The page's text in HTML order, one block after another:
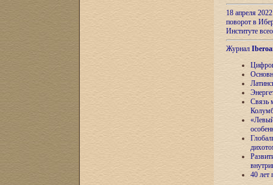
18 апреля
поворот в
Институте
Журнал
Связь
40 лет